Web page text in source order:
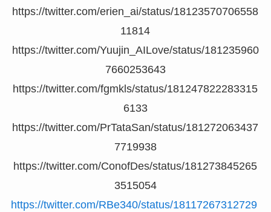
https://twitter.com/erien_ai/status/18123570706558
11814
https://twitter.com/Yuujin_AILove/status/181235960
7660253643
https://twitter.com/fgmkls/status/181247822283315
6133
https://twitter.com/PrTataSan/status/181272063437
7719938
https://twitter.com/ConofDes/status/181273845265
3515054
https://twitter.com/RBe340/status/18117267312729